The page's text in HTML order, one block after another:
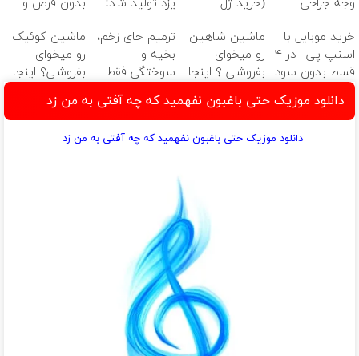
وجه جراحی
پرسش‌نامه رو پر
کن ▶
(خرید ژل
دندان
با40%تخفیف)
یزد تولید شد!
بدون قرص و
خرید موبایل با
اسنپ پی | در ۴
قسط بدون سود
و کارمزد!
ماشین شاهین
رو میخوای
بفروشی ؟ اینجا
چند ساعته
بفروشش
ترمیم جای زخم،
بخیه و
سوختگی فقط
ماشین کوئیک
رو میخوای
بفروشی؟ اینجا
چند ساعت
بفروشش
دانلود موزیک حتی باغبون نفهمید که چه آفتی به من زد
دانلود موزیک حتی باغبون نفهمید که چه آفتی به من زد